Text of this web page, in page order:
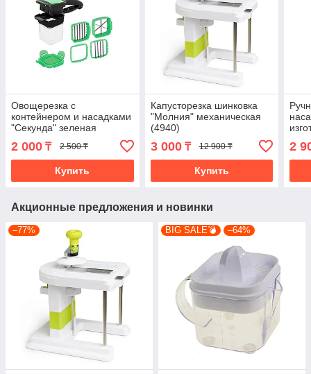
Овощерезка с
контейнером и насадками
"Секунда" зеленая
2 000 ₸ 2 500 ₸
Купить
Капусторезка шинковка
"Молния" механическая
(4940)
3 000₸ 12 900 ₸
Купить
2
Акционные предложения и новинки
–77% BIG SALE💣 –64%